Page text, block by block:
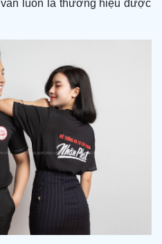
vẫn luôn là thương hiệu được